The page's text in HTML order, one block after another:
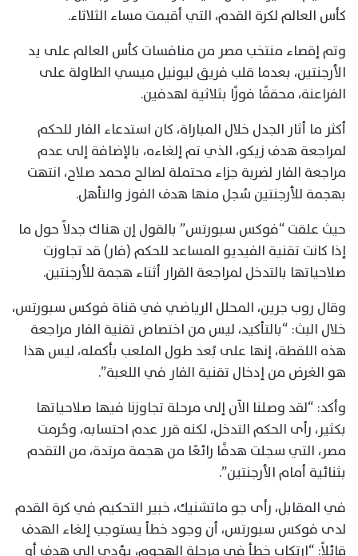
كأس العالم لكرة القدم، التي أقيمت مساء الثلاثاء.
وتم إقصاء منتخب مصر من منافسات كأس العالم على يد
الأرجنتين، بعدما قلب فريق ليونيل ميسي الطاولة على
الفراعنة، محققًا فوزًا بثلاثية لهدفين.
أكثر ما أثار الجدل خلال المباراة، كان استدعاء الفار للحكم
لمراجعة هدف زيكو، الذي تم إلغاءه، بالإضافة إلى عدم
مراجعة الفار لضربة جزاء محتملة لصالح محمد صلاح، انتهت
بهجمة للأرجنتين سُجل منها هدف الفوز والتأهل.
حيث علقت “فوكس سبورتس” بالقول إن هناك جدلاً حول ما
إذا كانت تقنية الفيديو المساعد للحكم (فار) قد تجاوزت
صلاحياتها بالتدخل لمراجعة القرار أثناء هجمة للأرجنتين.
وقال روب جرين، المحلل الرياضي في قناة فوكس سبورتس،
خلال البث: “بالتأكيد، ليس من اختصاص تقنية الفار مراجعة
هذه اللقطة، إنها على بُعد طول الملعب بأكمله، ليس هذا
هو الغرض من إدخال تقنية الفار في اللعبة”.
وأكد: “لقد وصلنا الآن إلى مرحلة تجاوزنا فيها صلاحياتها
بكثير، رأى الحكم التدخل، لكنه قرر عدم احتسابه، وحُرمت
مصر، التي سجلت هدفًا رائعًا من هجمة مرتدة، من التقدم
بثنائية أمام الأرجنتين”.
في المقابل، رأى جو ماتشنيك، خبير التحكيم في كرة القدم
لدى فوكس سبورتس، أن وجود خطأ يستوجب إلغاء الهدف
قائلاً: “ارتكاب خطأ في مرحلة الهجوم، يؤدي إلى هدف أو